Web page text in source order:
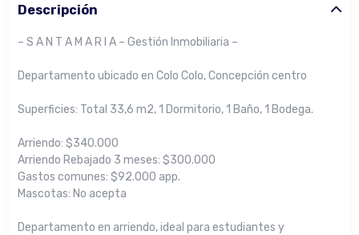
Descripción
– S A N T A M A R I A – Gestión Inmobiliaria –
Departamento ubicado en Colo Colo, Concepción centro
Superficies: Total 33,6 m2, 1 Dormitorio, 1 Baño, 1 Bodega.
Arriendo: $340.000
Arriendo Rebajado 3 meses: $300.000
Gastos comunes: $92.000 app.
Mascotas: No acepta
Departamento en arriendo, ideal para estudiantes y